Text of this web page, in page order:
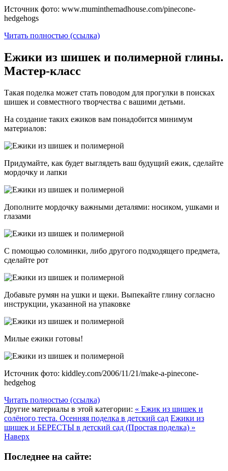
Источник фото: www.muminthemadhouse.com/pinecone-
hedgehogs
Читать полностью (ссылка)
Ежики из шишек и полимерной глины.
Мастер-класс
Такая поделка может стать поводом для прогулки в поисках
шишек и совместного творчества с вашими детьми.
На создание таких ежиков вам понадобится минимум
материалов:
Придумайте, как будет выглядеть ваш будущий ежик, сделайте
мордочку и лапки
Дополните мордочку важными деталями: носиком, ушками и
глазами
С помощью соломинки, либо другого подходящего предмета,
сделайте рот
Добавьте румян на ушки и щеки. Выпекайте глину согласно
инструкции, указанной на упаковке
Милые ежики готовы!
Источник фото: kiddley.com/2006/11/21/make-a-pinecone-
hedgehog
Читать полностью (ссылка)
Другие материалы в этой категории: « Ежик из шишек и
солёного теста. Осенняя поделка в детский сад Ежики из
шишек и БЕРЕСТЫ в детский сад (Простая поделка) »
Наверх
Последнее на сайте: